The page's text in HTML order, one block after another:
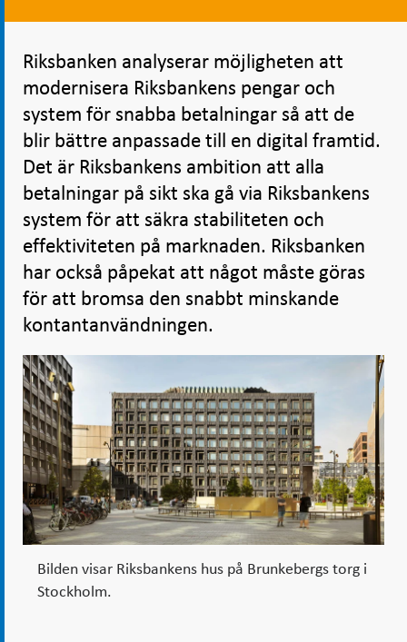
Riksbanken analyserar möjligheten att
modernisera Riksbankens pengar och
system för snabba betalningar så att de
blir bättre anpassade till en digital framtid.
Det är Riksbankens ambition att alla
betalningar på sikt ska gå via Riksbankens
system för att säkra stabiliteten och
effektiviteten på marknaden. Riksbanken
har också påpekat att något måste göras
för att bromsa den snabbt minskande
kontantanvändningen.
Bilden visar Riksbankens hus på Brunkebergs torg i
Stockholm.